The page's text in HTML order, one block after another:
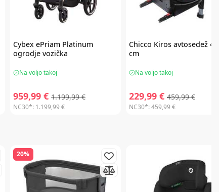
Cybex ePriam Platinum
ogrodje vozička
Na voljo takoj
959,99 € 1.199,99 €
NC30*: 1.199,99 €
Chicco Kiros avtosedež
cm
Na voljo takoj
229,99 € 459,99 €
NC30*:459,99 €
20%